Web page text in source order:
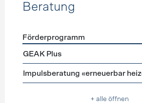
Beratung
Förderprogramme
Förderprogramm
GEAK Plus
Impulsberatung «erneuerbar
+ alle öffnen